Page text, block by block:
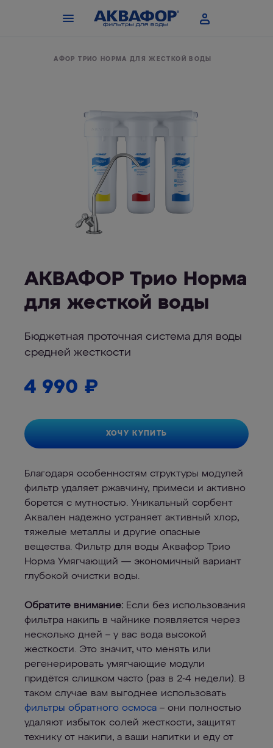
АКВАФОР ТРИО НОРМА ДЛЯ ЖЕСТКОЙ ВОДЫ
АКВАФОР Трио Норма
для жесткой воды
Бюджетная проточная система для воды
средней жесткости
4 990 ₽
ХОЧУ КУПИТЬ
Благодаря особенностям структуры модулей
фильтр удаляет ржавчину, примеси и активно
борется с мутностью. Уникальный сорбент
Аквален надежно устраняет активный хлор,
тяжелые металлы и другие опасные
вещества. Фильтр для воды Аквафор Трио
Норма Умягчающий — экономичный вариант
глубокой очистки воды.
Обратите внимание: Если без использования
фильтра накипь в чайнике появляется через
несколько дней – у вас вода высокой
жесткости. Это значит, что менять или
регенерировать умягчающие модули
придётся слишком часто (раз в 2-4 недели). В
таком случае вам выгоднее использовать
фильтры обратного осмоса – они полностью
удаляют избыток солей жесткости, защитят
технику от накипи, а ваши напитки и еду от